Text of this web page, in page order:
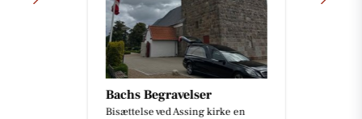
Bachs Begravelser
Bisættelse ved Assing kirke en